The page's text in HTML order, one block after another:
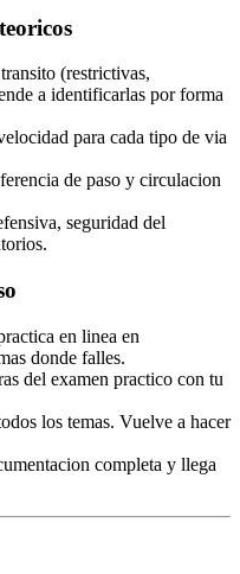
(restrictivas,
a identificarlas por forma
para cada tipo de via
de paso y circulacion
seguridad del
en linea en
donde falles.
del examen practico con tu
los temas. Vuelve a hacer
completa y llega